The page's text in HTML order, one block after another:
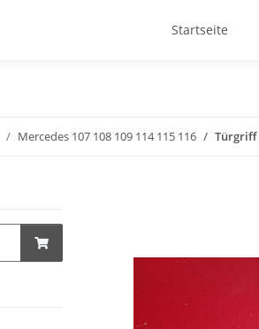
Startseite
Mercedes 107 108 109 114 115 116 Türgriff